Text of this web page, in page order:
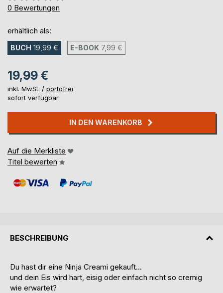
0%
0 Bewertungen
erhältlich als:
BUCH 19,99 € E-BOOK 7,99 €
19,99 €
inkl. MwSt. / portofrei
sofort verfügbar
IN DEN WARENKORB
Auf die Merkliste
Titel bewerten
BESCHREIBUNG
Du hast dir eine Ninja Creami gekauft...
und dein Eis wird hart, eisig oder einfach nicht so cremig
wie erwartet?